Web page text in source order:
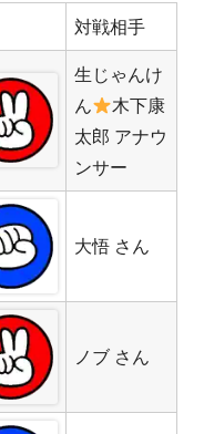
対戦相手
生じゃんけ
ん
木下康
太郎 アナウ
ンサー
大悟 さん
ノブ さん